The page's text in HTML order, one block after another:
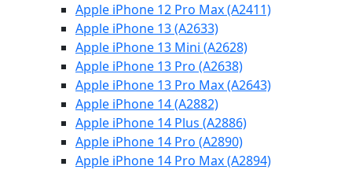
Apple iPhone 12 Pro Max (A2411)
Apple iPhone 13 (A2633)
Apple iPhone 13 Mini (A2628)
Apple iPhone 13 Pro (A2638)
Apple iPhone 13 Pro Max (A2643)
Apple iPhone 14 (A2882)
Apple iPhone 14 Plus (A2886)
Apple iPhone 14 Pro (A2890)
Apple iPhone 14 Pro Max (A2894)